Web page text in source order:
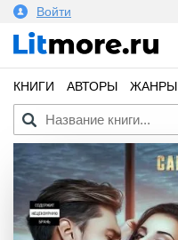
Войти
КНИГИ АВТОРЫ ЖАНРЫ